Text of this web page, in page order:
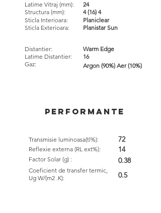
performante
Transmisie luminoasa(tl%):
Reflexie externa (RL ext%):
Factor Solar (g) :
Coeficient de transfer termic,
Ug W/(m2 .K):
72
14
0.38
0.5
Argon (90%) Aer (10%)
Gaz:
Latime Vitraj (mm):
24
Structura (mm):
Sticla Interioara:
Sticla Exterioara:
Distantier:
Latime Distantier:
4 (16) 4
Planiclear
Planistar Sun
Warm Edge
16